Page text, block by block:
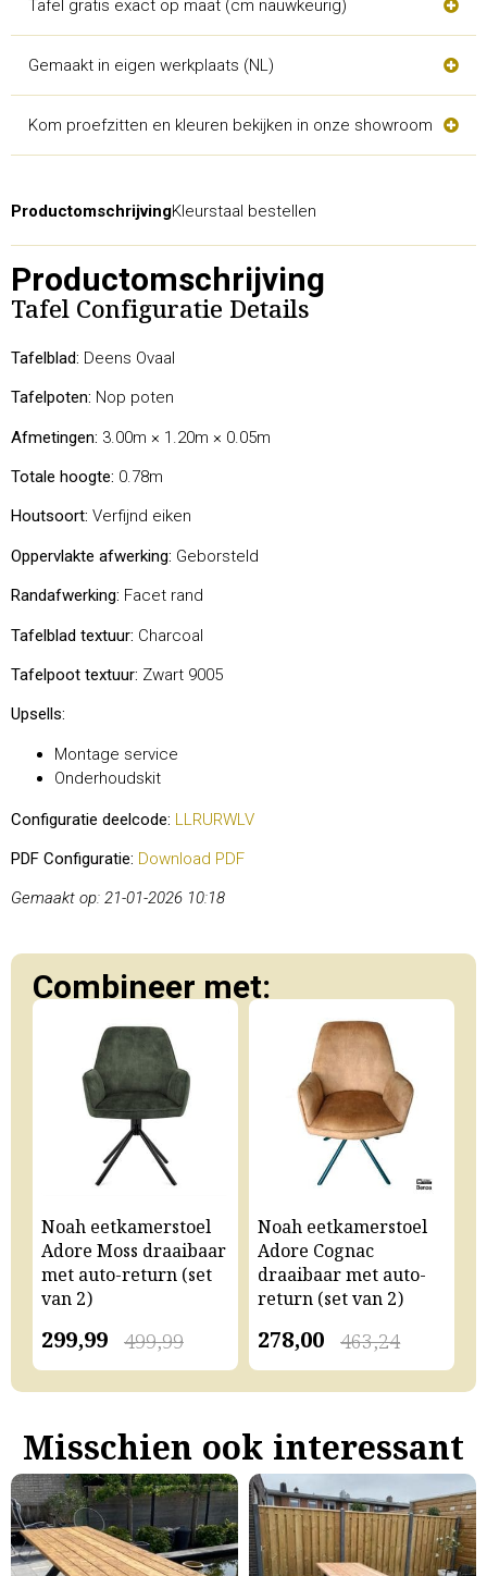
Tafel gratis exact op maat (cm nauwkeurig)
Gemaakt in eigen werkplaats (NL)
Kom proefzitten en kleuren bekijken in onze showroom
ProductomschrijvingKleurstaal bestellen
Productomschrijving
Tafel Configuratie Details
Tafelblad: Deens Ovaal
Tafelpoten: Nop poten
Afmetingen: 3.00m × 1.20m × 0.05m
Totale hoogte: 0.78m
Houtsoort: Verfijnd eiken
Oppervlakte afwerking: Geborsteld
Randafwerking: Facet rand
Tafelblad textuur: Charcoal
Tafelpoot textuur: Zwart 9005
Upsells:
Montage service
Onderhoudskit
Configuratie deelcode: LLRURWLV
PDF Configuratie: Download PDF
Gemaakt op: 21-01-2026 10:18
Combineer met:
Noah eetkamerstoel
Adore Moss draaibaar
met auto-return (set
van 2)
499,99
299,99
Noah eetkamerstoel
Adore Cognac
draaibaar met auto-
return (set van 2)
463,24
278,00
Misschien ook interessant